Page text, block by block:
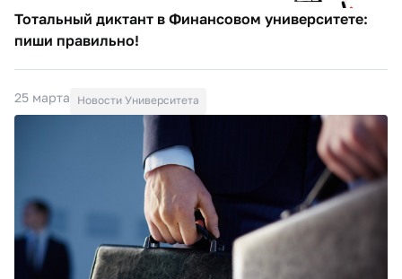
Тотальный диктант в Финансовом университете:
пиши правильно!
25 марта Новости Университета